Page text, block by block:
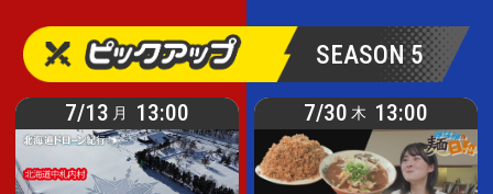
SEASON 5
7/13 月 13:00 7/30 木 13:00